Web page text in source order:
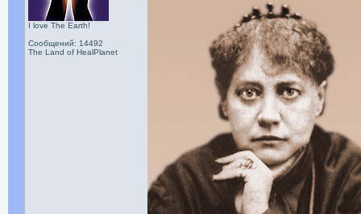
I love The Earth!
Сообщений: 14492
The Land of HealPlanet